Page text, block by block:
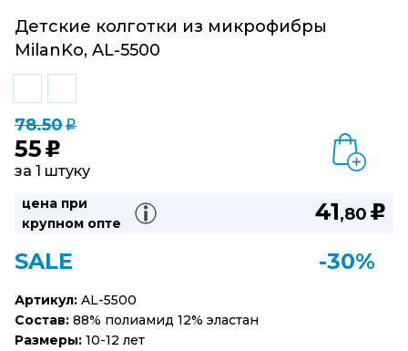
Детские колготки из микрофибры
MilanKo, AL-5500
78.50q
55 u
за 1 штуку
цена при
крупном опте
41,80 u
SALE -30%
Артикул: AL-5500
Состав: 88% полиамид 12% эластан
Размеры: 10-12 лет